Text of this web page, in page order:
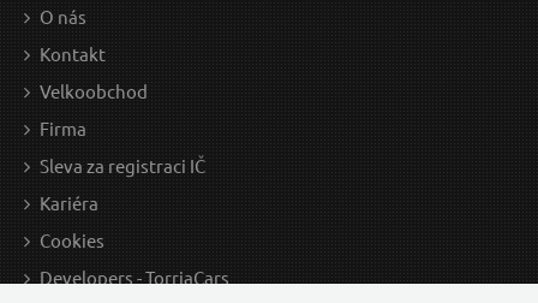
O nás
Kontakt
Velkoobchod
Firma
Sleva za registraci IČ
Kariéra
Cookies
Developers - TorriaCars